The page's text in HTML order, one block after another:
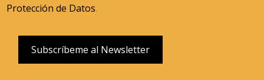
Protección de Datos.